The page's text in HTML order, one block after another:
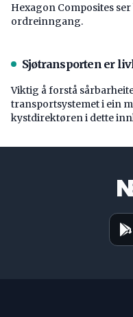
Hexagon Composites
ordreinngang.
Sjøtransporten er
Viktig å forstå
transport­systemet i ein
kystdirektøren i dette